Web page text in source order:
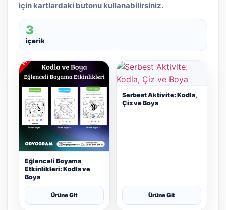
için kartlardaki butonu kullanabilirsiniz.
3
içerik
Eğlenceli Boyama
Etkinlikleri: Kodla ve
Boya
Ürüne Git
Serbest Aktivite: Kodla,
Çiz ve Boya
Ürüne Git